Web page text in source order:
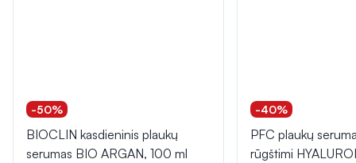
-50%
BIOCLIN kasdieninis plaukų
serumas BIO ARGAN, 100 ml
-40%
PFC plaukų
rūgštimi